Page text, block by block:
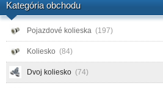
Kategória obchodu
Pojazdové kolieska (197)
Koliesko (84)
Dvoj koliesko (74)